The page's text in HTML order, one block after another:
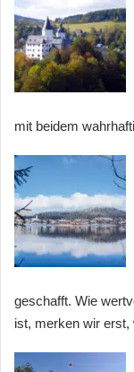
mit beidem
geschafft. Wie
ist, merken wir erst,